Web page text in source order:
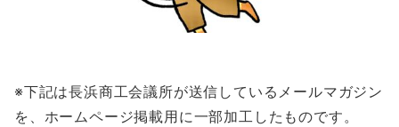
※下記は長浜商工会議所が送信しているメールマガジン
を、ホームページ掲載用に一部加工したものです。